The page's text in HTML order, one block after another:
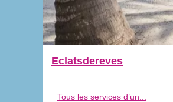
Eclatsdereves
Tous les services d’un...